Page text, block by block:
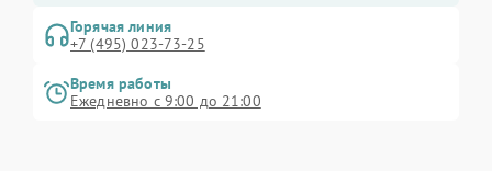
Горячая линия
+7 (495) 023-73-25
Время работы
Ежедневно с 9:00 до 21:00